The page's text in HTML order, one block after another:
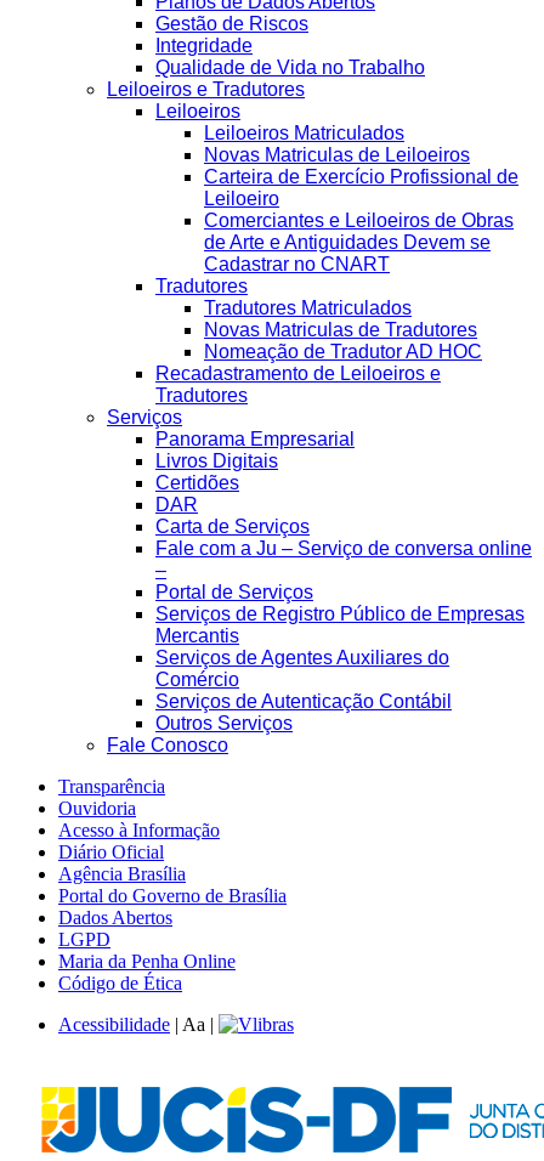
Gestão de Riscos
Integridade
Qualidade de Vida no Trabalho
Leiloeiros e Tradutores
Leiloeiros
Leiloeiros Matriculados
Novas Matriculas de Leiloeiros
Carteira de Exercício Profissional de
Leiloeiro
Comerciantes e Leiloeiros de Obras
de Arte e Antiguidades Devem se
Cadastrar no CNART
Tradutores
Tradutores Matriculados
Novas Matriculas de Tradutores
Nomeação de Tradutor AD HOC
Recadastramento de Leiloeiros e
Tradutores
Serviços
Panorama Empresarial
Livros Digitais
Certidões
DAR
Carta de Serviços
Fale com a Ju – Serviço de conversa online
–
Portal de Serviços
Serviços de Registro Público de Empresas
Mercantis
Serviços de Agentes Auxiliares do
Comércio
Serviços de Autenticação Contábil
Outros Serviços
Fale Conosco
Transparência
Ouvidoria
Acesso à Informação
Diário Oficial
Agência Brasília
Portal do Governo de Brasília
Dados Abertos
LGPD
Maria da Penha Online
Código de Ética
Acessibilidade | Aa |